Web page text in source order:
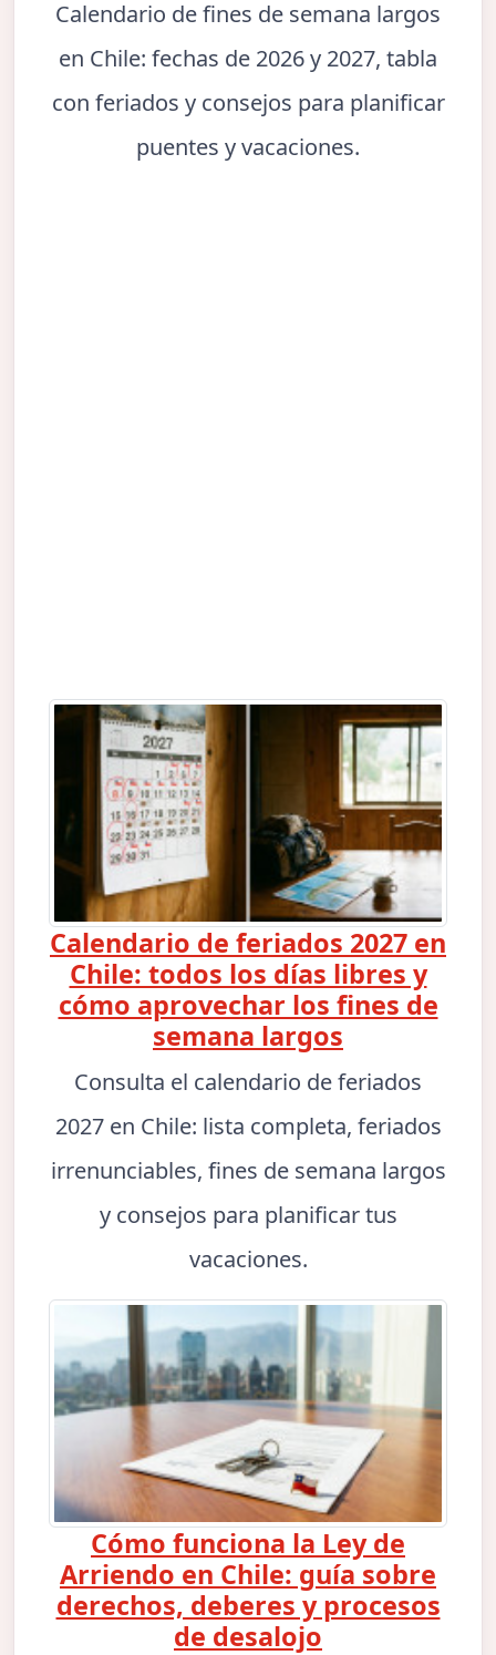
Calendario de fines de semana largos
en Chile: fechas de 2026 y 2027, tabla
con feriados y consejos para planificar
puentes y vacaciones.
Calendario de feriados 2027 en
Chile: todos los días libres y
cómo aprovechar los fines de
semana largos
Consulta el calendario de feriados
2027 en Chile: lista completa, feriados
irrenunciables, fines de semana largos
y consejos para planificar tus
vacaciones.
Cómo funciona la Ley de
Arriendo en Chile: guía sobre
derechos, deberes y procesos
de desalojo